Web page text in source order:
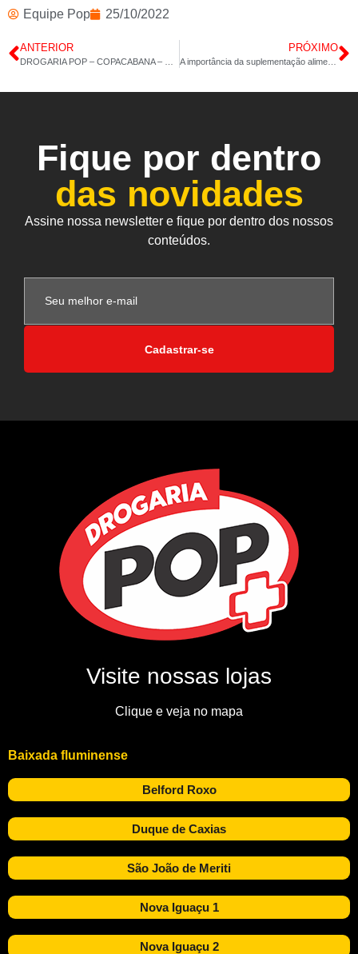
Equipe Pop 25/10/2022
ANTERIOR PRÓXIMO
A importância da suplementação alimentar para idosos
Fique por dentro
das novidades
Assine nossa newsletter e fique por dentro dos nossos
conteúdos.
Cadastrar-se
Visite nossas lojas
Clique e veja no mapa
Baixada fluminense
Belford Roxo
Duque de Caxias
São João de Meriti
Nova Iguaçu 1
Nova Iguaçu 2